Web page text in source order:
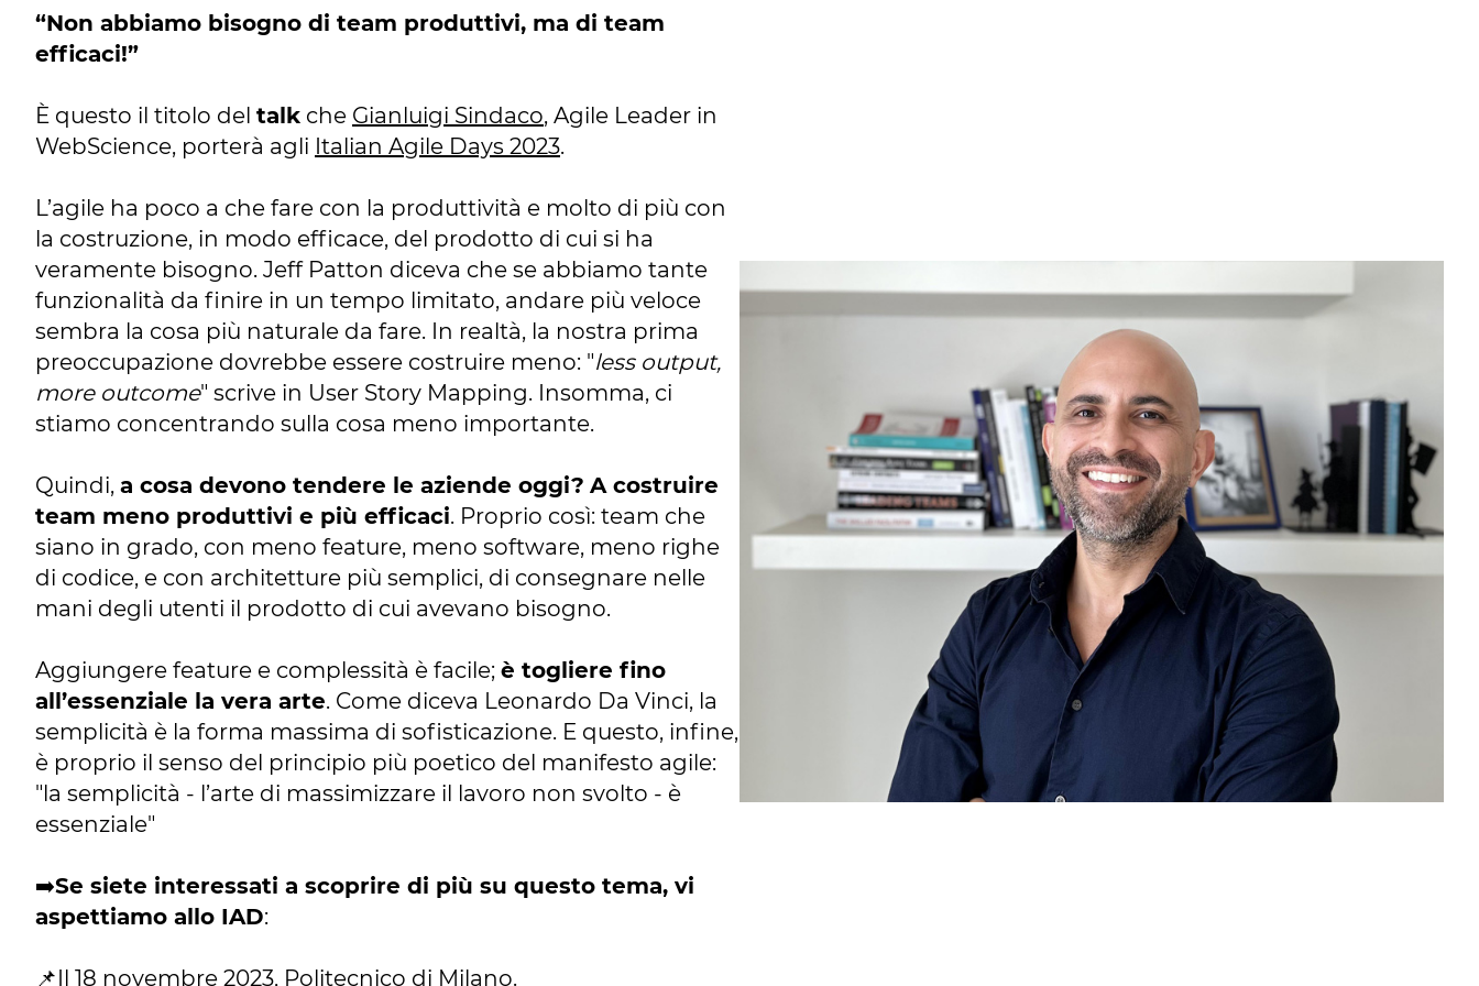
“Non abbiamo bisogno di team produttivi, ma di team
efficaci!”
È questo il titolo del talk che Gianluigi Sindaco, Agile Leader in
WebScience, porterà agli Italian Agile Days 2023.
L’agile ha poco a che fare con la produttività e molto di più con
la costruzione, in modo efficace, del prodotto di cui si ha
veramente bisogno. Jeff Patton diceva che se abbiamo tante
funzionalità da finire in un tempo limitato, andare più veloce
sembra la cosa più naturale da fare. In realtà, la nostra prima
preoccupazione dovrebbe essere costruire meno: "less output,
more outcome" scrive in User Story Mapping. Insomma, ci
stiamo concentrando sulla cosa meno importante.
Quindi, a cosa devono tendere le aziende oggi? A costruire
team meno produttivi e più efficaci. Proprio così: team che
siano in grado, con meno feature, meno software, meno righe
di codice, e con architetture più semplici, di consegnare nelle
mani degli utenti il prodotto di cui avevano bisogno.
Aggiungere feature e complessità è facile; è togliere fino
all’essenziale la vera arte. Come diceva Leonardo Da Vinci, la
semplicità è la forma massima di sofisticazione. E questo, infine,
è proprio il senso del principio più poetico del manifesto agile:
"la semplicità - l’arte di massimizzare il lavoro non svolto - è
essenziale"
➡️Se siete interessati a scoprire di più su questo tema, vi
aspettiamo allo IAD:
📌Il 18 novembre 2023, Politecnico di Milano.